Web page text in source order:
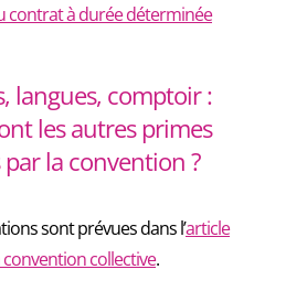
contrat à durée déterminée
langues, comptoir :
les autres primes
la convention ?
sont prévues dans l’article
convention collective.